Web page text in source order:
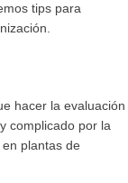
tips para
hacer la evaluación
complicado por la
plantas de